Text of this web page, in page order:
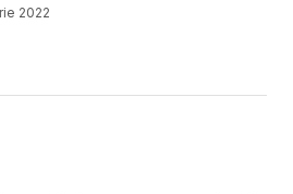
2022